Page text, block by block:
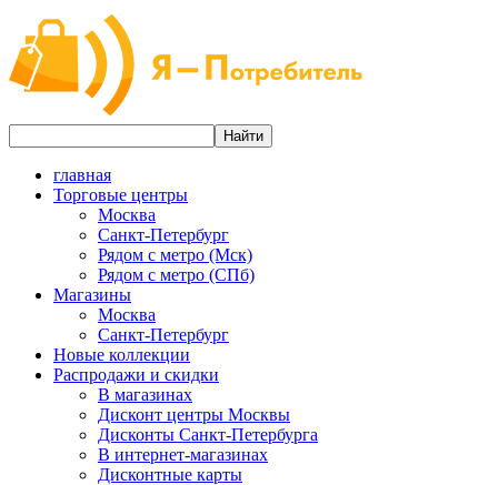
главная
Торговые центры
Москва
Санкт-Петербург
Рядом с метро (Мск)
Рядом с метро (СПб)
Магазины
Москва
Санкт-Петербург
Новые коллекции
Распродажи и скидки
В магазинах
Дисконт центры Москвы
Дисконты Санкт-Петербурга
В интернет-магазинах
Дисконтные карты